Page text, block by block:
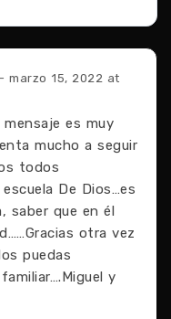
marzo 15, 2022 at
es muy
mucho a seguir
todos
De Dios…es
saber que en él
otra vez
puedas
y